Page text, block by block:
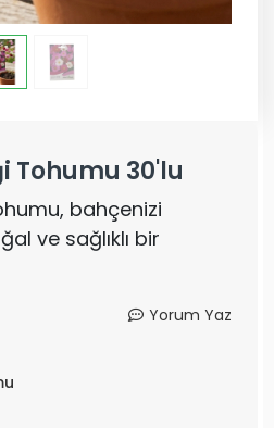
Tohumu 30'lu
bahçenizi
ve sağlıklı bir
Yorum Yaz